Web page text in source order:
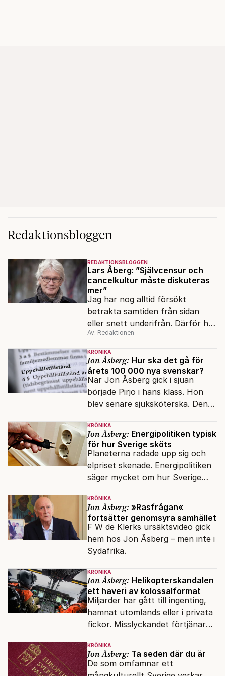
Redaktionsbloggen
REDAKTIONSBLOGGEN
Lars Åberg: ”Självcensur och
cancelkultur måste diskuteras
mer”
Jag har nog alltid försökt
betrakta samtiden från sidan
eller snett underifrån. Därför har
mina reportage ofta handlat om
minoriteter och
värderingskonflikter, säger Lars
Åberg, ny krönikör på Fokus.
Av: Redaktionen
KRÖNIKA
Jon Åsberg: Hur ska det gå för
årets 100 000 nya svenskar?
När Jon Åsberg gick i sjuan
började Pirjo i hans klass. Hon
blev senare sjuksköterska. Den
för många av dagens nya
svenskar.
KRÖNIKA
Jon Åsberg: Energipolitiken typisk
för hur Sverige sköts
Planeterna radade upp sig och
elpriset skenade. Energipolitiken
säger mycket om hur Sverige
KRÖNIKA
Jon Åsberg: »Rasfrågan«
fortsätter genomsyra samhället
F W de Klerks ursäktsvideo gick
hem hos Jon Åsberg – men inte i
Sydafrika.
KRÖNIKA
Jon Åsberg: Helikopterskandalen
ett haveri av kolossalformat
Miljarder har gått till ingenting,
hamnat utomlands eller i privata
fickor. Misslyckandet förtjänar
KRÖNIKA
Jon Åsberg: Ta seden där du är
De som omfamnar ett